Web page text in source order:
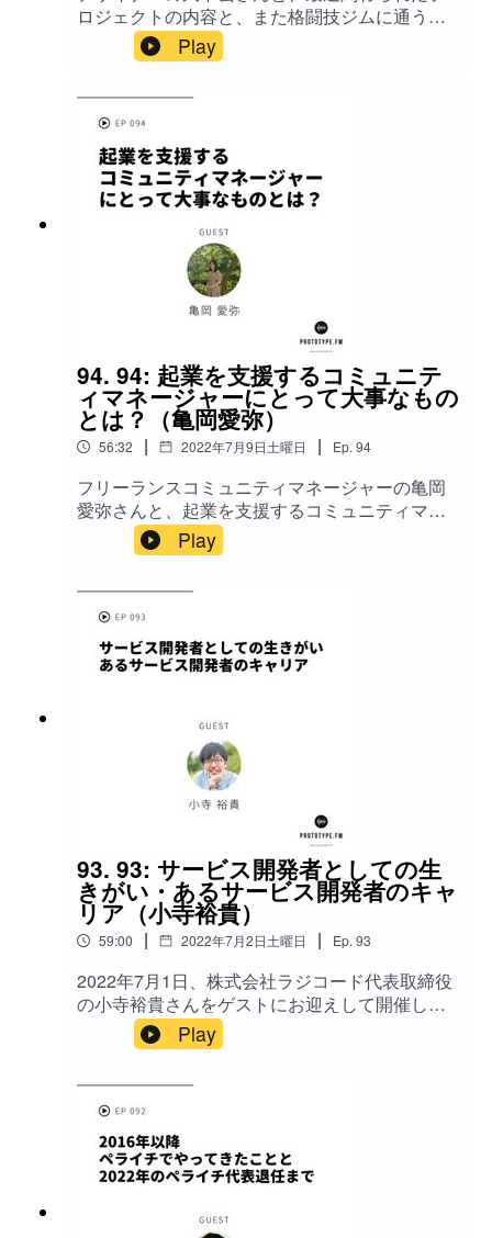
紹介とゲストの紹介01:51 オープンワークの概要
と大澤さんの経歴04:12 OpenWorkキャリア立ち
上げの背景07:01 キャリアに関する悩みとオープ
さんの取り組み12:03 社内コミュニケーションの
重要性15:23 フィードバックを受け入れる姿勢
17:59 新サービスの立ち上げの難しさ21:33
OpenWorkキャリアの今後の展望25:33 日本にお
けるキャリア形成の変化28:59 働き方の変革と個
人のキャリアの重要性33:27 働くことの意味と楽
しさ34:40 選択肢と自由の重要性37:20 年齢とキ
ャリアの関係40:07 精神年齢と好奇心43:26 不自
由から自由への道45:41 オープンワークの未来
50:49 生成AIとキャリアの変化参
考:OpenWorkhttps://www.openwork.jpOpenWork
キャリアhttps://career.openwork.jpこのポッドキ
ャストへのお問い合わせ、ご感想、ご質問、ご
要望は公式サイト( www.prototype.fm )内の、お
問い合わせからメッセージしてください。
Twitterの場合は #prototypefm をつけてツイート
いします。
ロジェクトの内容と、また格闘技ジムに通うこ
との良さについて話しました。 ゲスト: 久下 玄
（ https://twitter.com/kugehajime ) ホスト: 山本
内新規事業 / 水中カメラの自由度を上げる
STAYTHEE(ステイシー) / 50代〜60代のメンバ
ーのチーム / toB寄りのアイデアをピボット / メ
ーカーのエンジニアがチームを作りプロダクト
をリリースすることは珍しい / 自分の得意分野を
持っている人は面白い / UIを良い感じにしてほし
いという依頼 / 大きい予算があっても小さいプロ
ジェクトで終わるパターン / プロダクトデザイン
のできる優秀な人は大企業の中にも多い /
【Web2/Web3】サービス・プロダクトのデザイ
ンにおいて変わるもの・変わらないもの / キック
ボクシング→柔術→総合格闘技（MMA） / 週8回
のトレーニング / 体の使い方を意識する / 仕事の
考え方が格闘技に活きる / 改善が好きな人は格闘
技にハマる / 健康であることの嬉しさ 参考:
STAYTHEE(ステイシー) https://staythee.ricoh
2022/08/24(水) 19:30 〜 21:30 【Web2/Web3】
サービス・プロダクトのデザインにおいて変わ
るもの・変わらないもの
6/ このポッドキャストへのお問い合わせ、ご感
想、ご質問、ご要望は公式サイト(
www.prototype.fm )内の、お問い合わせからメッ
セージしてください。 Twitterの場合は
Special Guest: 久下 玄.
Play
94. 94: 起業を支援するコミュニテ
ィマネージャーにとって大事なもの
とは？（亀岡愛弥）
56:32 | 2022年7月9日土曜日 | Ep. 94
フリーランスコミュニティマネージャーの亀岡
愛弥さんと、起業を支援するコミュニティマネ
ージャーにとって大事なものなどについて話し
ました。 ゲスト: 亀岡 愛弥（
ーワード: 起業支援のコミュニティマネージャー
として6年目、フリーランスとしては5年目 / 起
業家を応援したい / コミュニティマネージャーと
い / コミュニティマネージャーの場合、マッチン
グ数がKPIではない / Z世代向けコミュニティ / コ
ミュニティのコンセプト / IVSの事例 / 面白いこ
とから小さく始める / お金がかからないマーケテ
ィング施策ではない / テイカーが多い場合は成功
しない / コミュニティを継続することがマーケテ
ィングになる / リアルで会って話すことの重要性
/ オフラインとオンラインのコミュニティマネジ
メントは違う / オフラインだと共通項目が見つけ
やすい / コミュニティのこれから / コミュニティ
の種は社内にある / 自分にあったコミュニティを
探し、つながる力 / 読む→書く→参加する / コミ
ュニティマネージャーの収入 / 30歳前後で辞め
ていく人が多い / どの業界でコミュニティマネー
ジャーをやるかが重要 / 建設業スタートアップ・
集 このポッドキャストへのお問い合わせ、ご感
想、ご質問、ご要望は公式サイト(
www.prototype.fm )内の、お問い合わせからメッ
セージしてください。 Twitterの場合は
#prototypefm をつけてツイートしてください。
Special Guest: 亀岡 愛弥.
Play
93. 93: サービス開発者としての生
きがい・あるサービス開発者のキャ
リア（小寺裕貴）
59:00 | 2022年7月2日土曜日 | Ep. 93
2022年7月1日、株式会社ラジコード代表取締役
の小寺裕貴さんをゲストにお迎えして開催した
「エンジニア→起業という選択 サービス開発者
のリアルなキャリア」というイベントのトーク
山本 大策（ https://twitter.com/daisaku ） 参考:
2022年7月1日19:30〜21:30【0→1のサービス企
画・開発・グロース】エンジニア→起業という
選択 サービス開発者のリアルなキャリア
https://buildweekend.connpass.com/event/25136
Play